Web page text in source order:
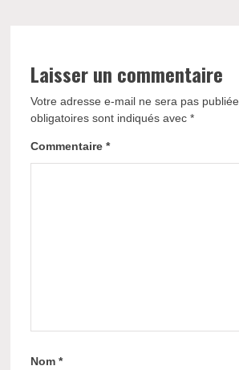
Laisser un commentaire
Votre adresse e-mail ne sera pas publiée.
obligatoires sont indiqués avec*
Commentaire*
Nom*